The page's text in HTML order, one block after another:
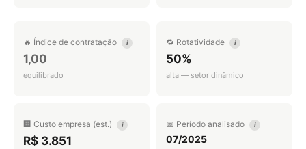
🔥 Índice de contratação i
1,00
equilibrado
🔁 Rotatividade i
50%
alta — setor dinâmico
🏢 Custo empresa (est.) i
R$ 3.851
📅 Período analisado i
07/2025